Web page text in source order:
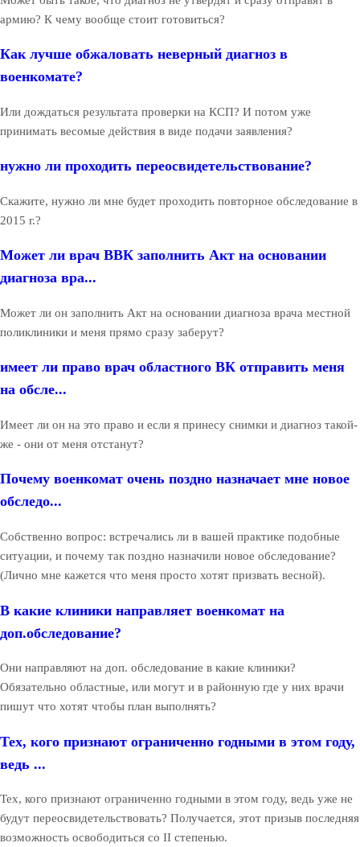
армию? К чему вообще стоит готовиться?
Как лучше обжаловать неверный диагноз в
военкомате?
Или дождаться результата проверки на КСП? И потом уже
принимать весомые действия в виде подачи заявления?
нужно ли проходить переосвидетельствование?
Скажите, нужно ли мне будет проходить повторное обследование в
2015 г.?
Может ли врач ВВК заполнить Акт на основании
диагноза вра...
Может ли он заполнить Акт на основании диагноза врача местной
поликлиники и меня прямо сразу заберут?
имеет ли право врач областного ВК отправить меня
на обсле...
Имеет ли он на это право и если я принесу снимки и диагноз такой-
же - они от меня отстанут?
Почему военкомат очень поздно назначает мне новое
обследо...
Собственно вопрос: встречались ли в вашей практике подобные
ситуации, и почему так поздно назначили новое обследование?
(Лично мне кажется что меня просто хотят призвать весной).
В какие клиники направляет военкомат на
доп.обследование?
Они направляют на доп. обследование в какие клиники?
Обязательно областные, или могут и в районную где у них врачи
пишут что хотят чтобы план выполнять?
Тех, кого признают ограниченно годными в этом году,
ведь ...
Тех, кого признают ограниченно годными в этом году, ведь уже не
будут переосвидетельствовать? Получается, этот призыв последняя
возможность освободиться со II степенью.